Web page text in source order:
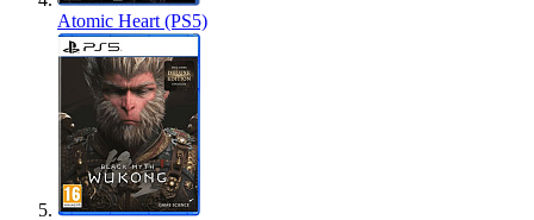
Atomic Heart (PS5)